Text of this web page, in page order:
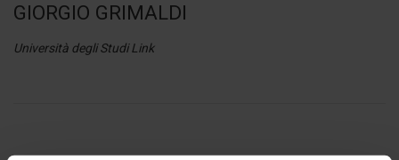
GIORGIO GRIMALDI
Università degli Studi Link